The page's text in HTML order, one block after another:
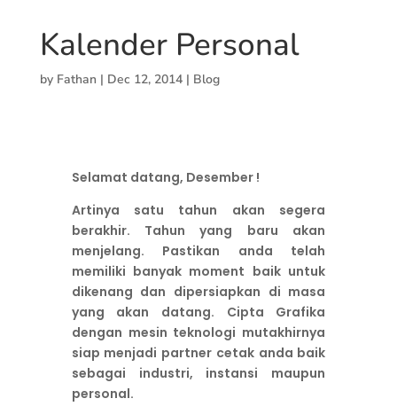
Kalender Personal
by Fathan | Dec 12, 2014| Blog
Selamat datang, Desember !
Artinya satu tahun akan segera
berakhir. Tahun yang baru akan
menjelang. Pastikan anda telah
memiliki banyak moment baik untuk
dikenang dan dipersiapkan di masa
yang akan datang. Cipta Grafika
dengan mesin teknologi mutakhirnya
siap menjadi partner cetak anda baik
sebagai industri, instansi maupun
personal.